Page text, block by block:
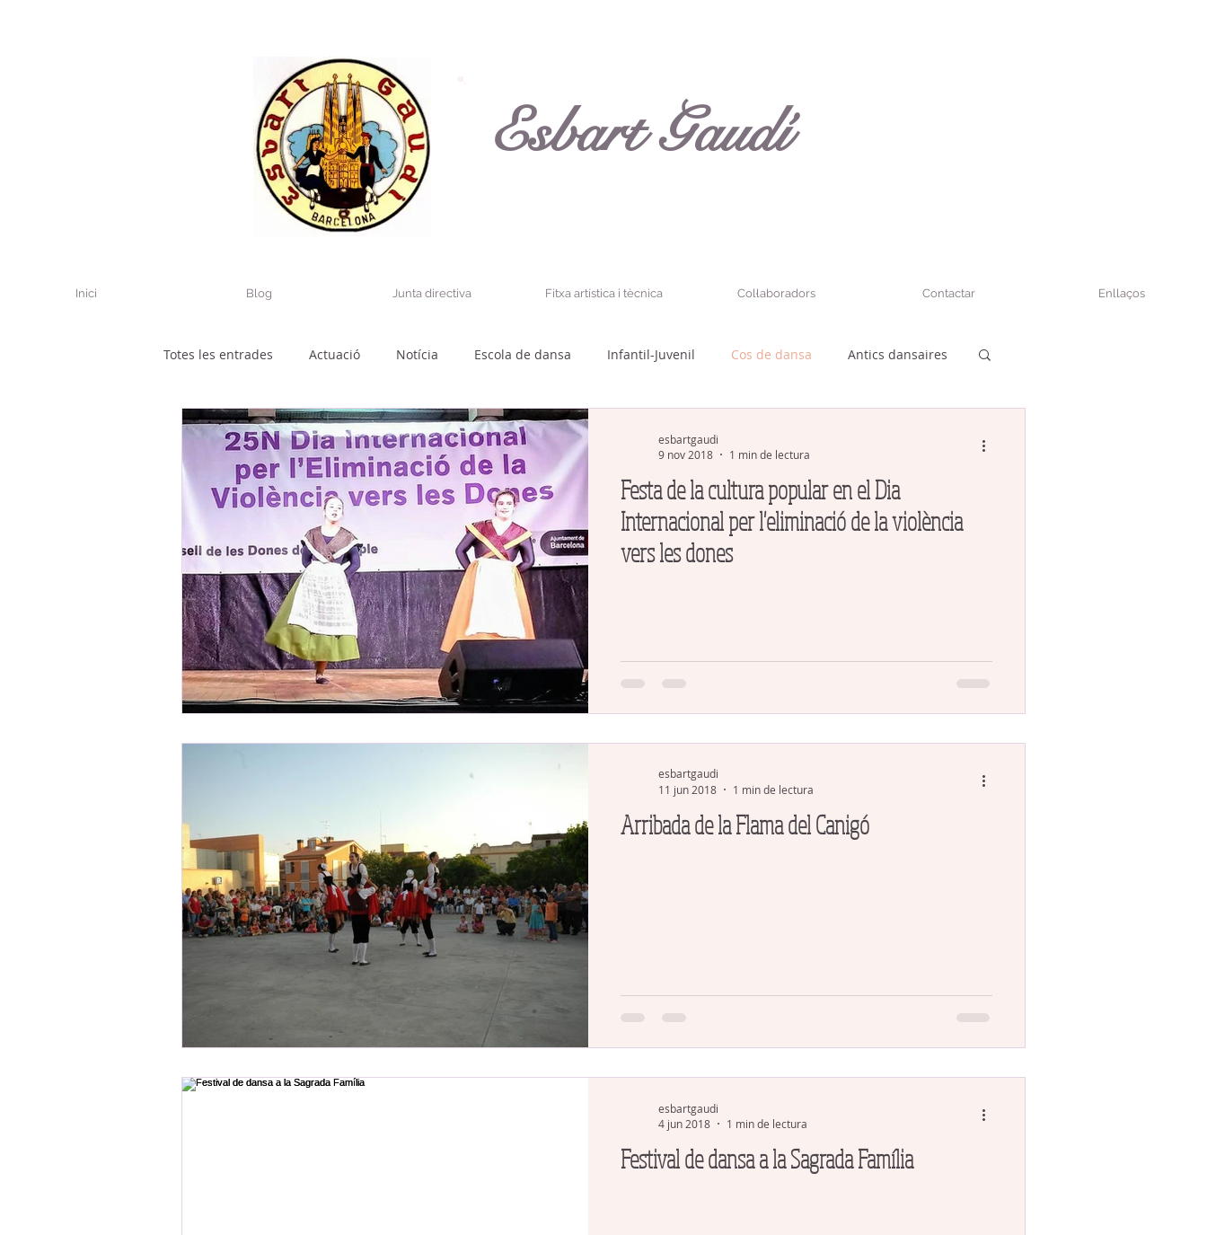
Esbart Gaudí
Inici Blog Junta directiva Fitxa artística i tècnica Col·laboradors Contactar Enllaços
Totes les entrades Actuació Notícia Escola de dansa Infantil-Juvenil Cos de dansa Antics dansaires
Festa de la cultura popular en el Dia
Internacional per l'eliminació de la violència
vers les dones
esbartgaudi
9 nov 2018
1 min de lectura
Arribada de la Flama del Canigó
esbartgaudi
11 jun 2018
1 min de lectura
Festival de dansa a la Sagrada Família
esbartgaudi
4 jun 2018
1 min de lectura